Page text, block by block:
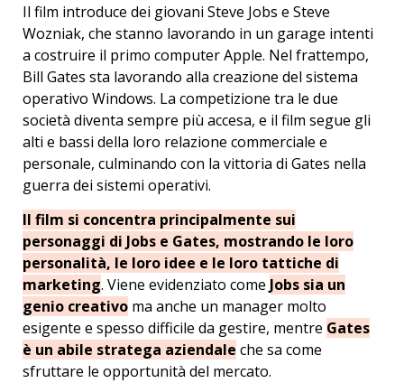
Il film introduce dei giovani Steve Jobs e Steve
Wozniak, che stanno lavorando in un garage intenti
a costruire il primo computer Apple. Nel frattempo,
Bill Gates sta lavorando alla creazione del sistema
operativo Windows. La competizione tra le due
società diventa sempre più accesa, e il film segue gli
alti e bassi della loro relazione commerciale e
personale, culminando con la vittoria di Gates nella
guerra dei sistemi operativi.
Il film si concentra principalmente sui
personaggi di Jobs e Gates, mostrando le loro
personalità, le loro idee e le loro tattiche di
marketing. Viene evidenziato come Jobs sia un
genio creativo ma anche un manager molto
esigente e spesso difficile da gestire, mentre Gates
è un abile stratega aziendale che sa come
sfruttare le opportunità del mercato.